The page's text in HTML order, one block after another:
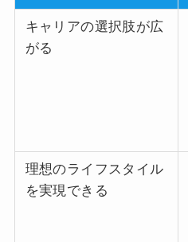
キャリアの選択肢が広
がる
理想のライフスタイル
を実現できる